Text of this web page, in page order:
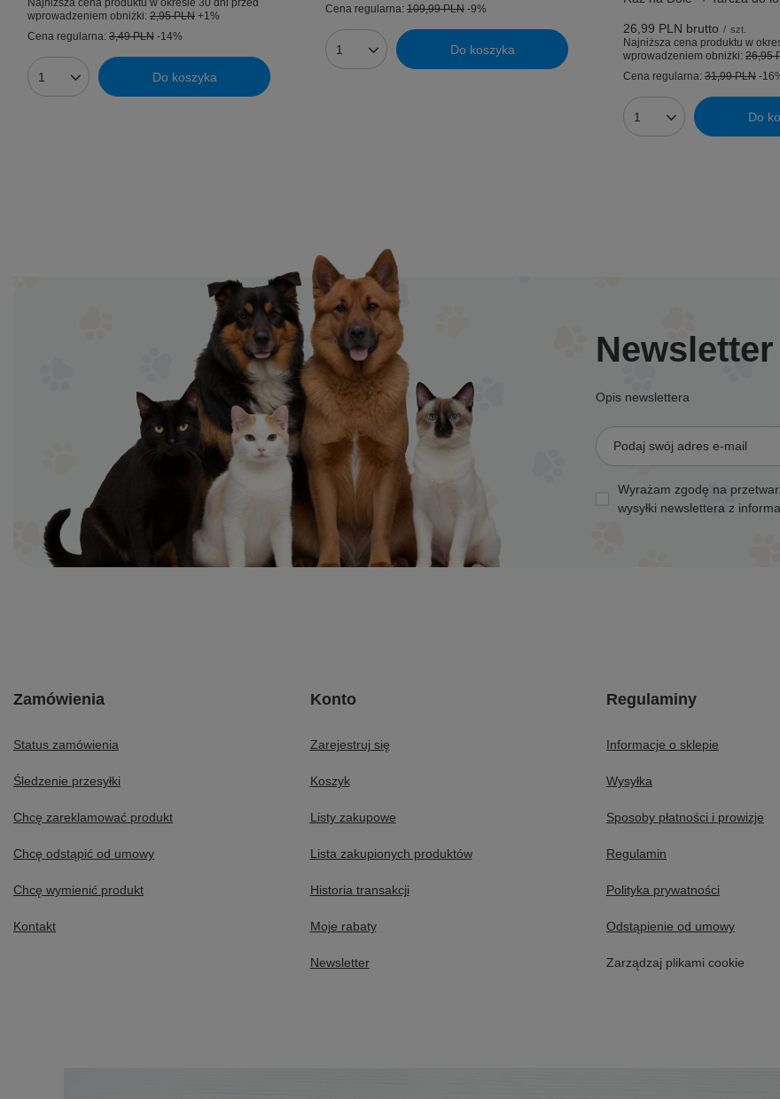
Najniższa cena produktu w okresie 30 dni przed
wprowadzeniem obniżki: 2,95 PLN +1%
Cena regularna: 3,49 PLN -14%
Ilość produktów Do koszyka
Cena regularna: 109,99 PLN -9%
Ilość produktów Do koszyka
26,99 PLN brutto / szt.
Najniższa cena produktu w
wprowadzeniem obniżki: 26,95
Cena regularna: 31,99 PLN -
Ilość produktów Do
Newsletter
Opis newslettera
Podaj swój adres e-mail
Wyrażam zgodę na
wysyłki newslettera z
Zamówienia
Status zamówienia
Śledzenie przesyłki
Chcę zareklamować produkt
Chcę odstąpić od umowy
Chcę wymienić produkt
Kontakt
Konto
Zarejestruj się
Koszyk
Listy zakupowe
Lista zakupionych produktów
Historia transakcji
Moje rabaty
Newsletter
Regulaminy
Informacje o sklepie
Wysyłka
Sposoby płatności i prowizje
Regulamin
Polityka prywatności
Odstąpienie od umowy
Zarządzaj plikami cookie